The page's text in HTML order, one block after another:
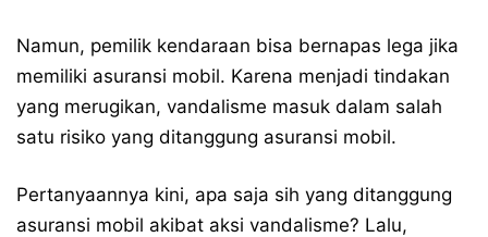
Namun, pemilik kendaraan bisa bernapas lega jika
memiliki asuransi mobil. Karena menjadi tindakan
yang merugikan, vandalisme masuk dalam salah
satu risiko yang ditanggung asuransi mobil.
Pertanyaannya kini, apa saja sih yang ditanggung
asuransi mobil akibat aksi vandalisme? Lalu,